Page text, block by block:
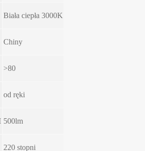
Biała ciepła 3000K
Chiny
>80
od ręki
500lm
220 stopni